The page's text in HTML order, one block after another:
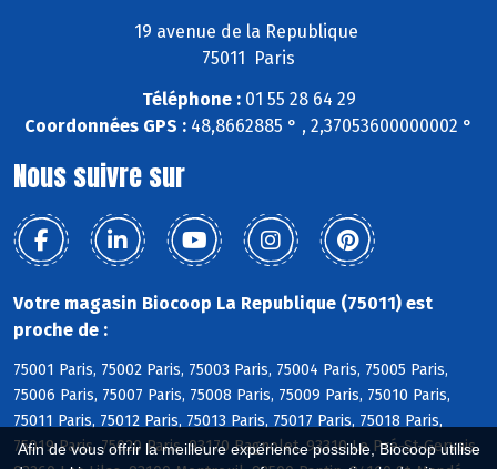
Afin de vous offrir la meilleure expérience possible, Biocoop utilise
19 avenue de la Republique
75011 Paris
Téléphone :01 55 28 64 29
Coordonnées GPS : 48,8662885 ° , 2,37053600000002 °
Nous suivre sur
Votre magasin Biocoop La Republique (75011) est
proche de :
75001 Paris, 75002 Paris, 75003 Paris, 75004 Paris, 75005 Paris,
75006 Paris, 75007 Paris, 75008 Paris, 75009 Paris, 75010 Paris,
75011 Paris, 75012 Paris, 75013 Paris, 75017 Paris, 75018 Paris,
75019 Paris, 75020 Paris, 93170 Bagnolet, 93310 Le Pré-St-Gervais,